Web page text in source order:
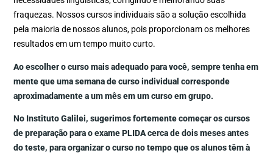
fraquezas. Nossos cursos individuais são a solução escolhida
pela maioria de nossos alunos, pois proporcionam os melhores
resultados em um tempo muito curto.
Ao escolher o curso mais adequado para você, sempre tenha em
mente que uma semana de curso individual corresponde
aproximadamente a um mês em um curso em grupo.
No Instituto Galilei, sugerimos fortemente começar os cursos
de preparação para o exame PLIDA cerca de dois meses antes
do teste, para organizar o curso no tempo que os alunos têm à